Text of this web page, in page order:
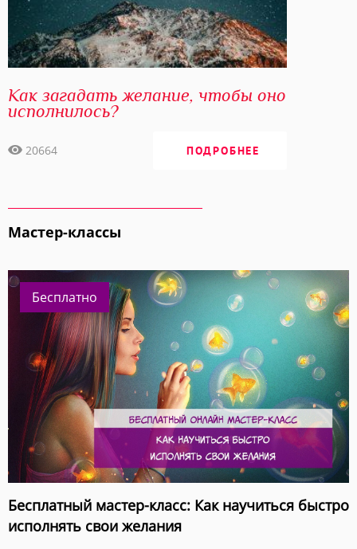
Как загадать желание, чтобы оно
исполнилось?
20664 ПОДРОБНЕЕ
Мастер-классы
Бесплатно
Бесплатный мастер-класс: Как научиться быстро
исполнять свои желания